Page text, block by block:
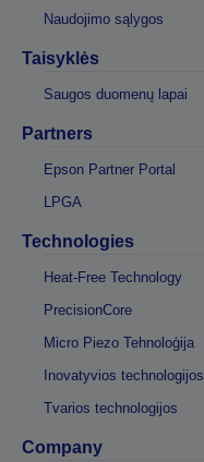
Naudojimo sąlygos
Taisyklės
Saugos duomenų lapai
Partners
Epson Partner Portal
LPGA
Technologies
Heat-Free Technology
PrecisionCore
Micro Piezo Tehnoloģija
Inovatyvios technologijos
Tvarios technologijos
Company